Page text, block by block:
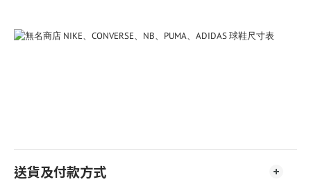
送貨及付款方式